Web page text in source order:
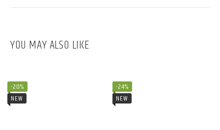
YOU MAY ALSO LIKE
-20%
NEW
-24%
NEW